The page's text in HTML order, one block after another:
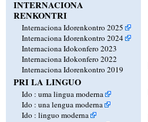
INTERNACIONA
RENKONTRI
Internaciona Idorenkontro 2025
Internaciona Idorenkontro 2024
Internaciona Idokonfero 2023
Internaciona Idokonfero 2022
Internaciona Idorenkontro 2019
PRI LA LINGUO
Ido : uma lingua moderna
Ido : una lengua moderna
Ido : linguo moderna